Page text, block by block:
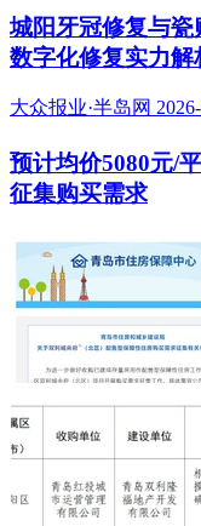
城阳牙冠修复与
数字化修复实力解
大众报业·半岛网
预计均价5080元/
征集购买需求